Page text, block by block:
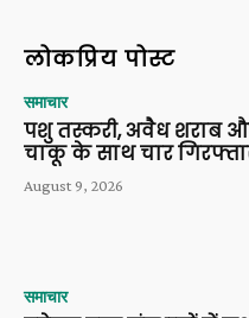
लोकप्रिय पोस्ट
समाचार
पशु तस्करी, अवैध शराब
चाकू के साथ चार
August 9, 2026
समाचार